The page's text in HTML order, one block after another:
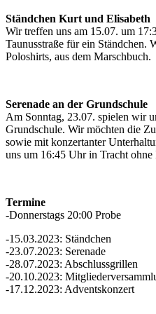
Ständchen Kurt und Elisabeth
Wir treffen uns am 15.07. um
Taunusstraße für ein Ständchen.
Poloshirts, aus dem Marschbuch.
Serenade an der Grundschule
Am Sonntag, 23.07. spielen wir
Grundschule. Wir möchten die
sowie mit konzertanter
uns um 16:45 Uhr in Tracht
Termine
-Donnerstags 20:00 Probe
-15.03.2023: Ständchen
-23.07.2023: Serenade
-28.07.2023: Abschlussgrillen
-20.10.2023:
-17.12.2023: Adventskonzert